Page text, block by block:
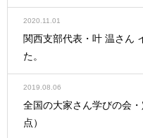
2020.11.01
関西支部代表・叶 温さん
た。
2019.08.06
全国の大家さん学びの会
点）